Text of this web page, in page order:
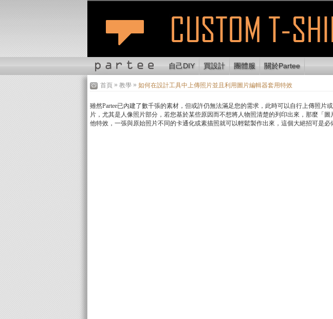
自己DIY 買設計 團體服 關於Partee
首頁 » 教學 » 如何在設計工具中上傳照片並且利用圖片編輯器套用特效
雖然Partee已內建了數千張的素材，但或許仍無法滿足您的需求，此時可以自行上傳照
片，尤其是人像照片部分，若您基於某些原因而不想將人物照清楚的列印出來，那麼「
他特效，一張與原始照片不同的卡通化或素描照就可以輕鬆製作出來，這個大絕招可是必